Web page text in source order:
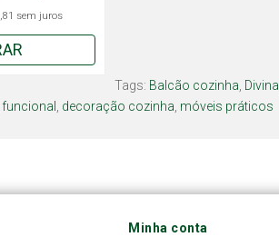
sem juros
Tags: Balcão cozinha Divina
funcional decoração cozinha móveis práticos
Minha conta